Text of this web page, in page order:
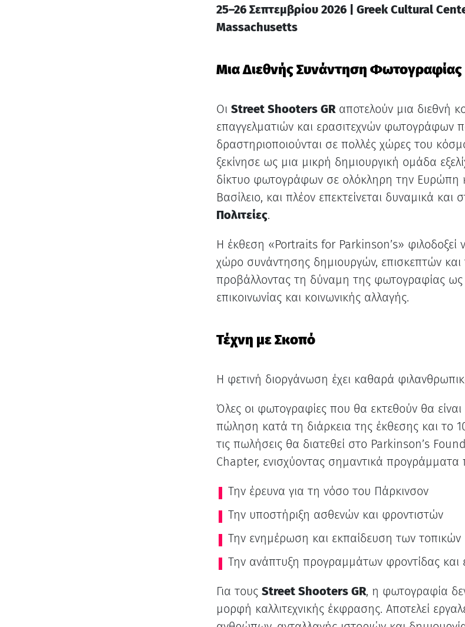
25–26 Σεπτεμβρίου 2026 | Greek Cultural
Massachusetts
Μια Διεθνής Συνάντηση Φωτογραφίας
Οι Street Shooters GRαποτελούν μια διεθνή
επαγγελματιών και ερασιτεχνών φωτογράφων
δραστηριοποιούνται σε πολλές χώρες του
ξεκίνησε ως μια μικρή δημιουργική ομάδα
δίκτυο φωτογράφων σε ολόκληρη την Ευρώπη
Βασίλειο, και πλέον επεκτείνεται δυναμικά και
Πολιτείες.
Η έκθεση «Portraits for Parkinson’s» φιλοδοξεί
χώρο συνάντησης δημιουργών, επισκεπτών και
προβάλλοντας τη δύναμη της φωτογραφίας
επικοινωνίας και κοινωνικής αλλαγής.
Τέχνη με Σκοπό
Η φετινή διοργάνωση έχει καθαρά
Όλες οι φωτογραφίες που θα εκτεθούν θα είναι
πώληση κατά τη διάρκεια της έκθεσης και το
τις πωλήσεις θα διατεθεί στο Parkinson’s
Chapter, ενισχύοντας σημαντικά
Την έρευνα για τη νόσο του Πάρκινσον
Την υποστήριξη ασθενών και φροντιστών
Την ενημέρωση και εκπαίδευση των τοπικών
Την ανάπτυξη προγραμμάτων φροντίδας
Για τους Street Shooters GR, η φωτογραφία
μορφή καλλιτεχνικής έκφρασης. Αποτελεί